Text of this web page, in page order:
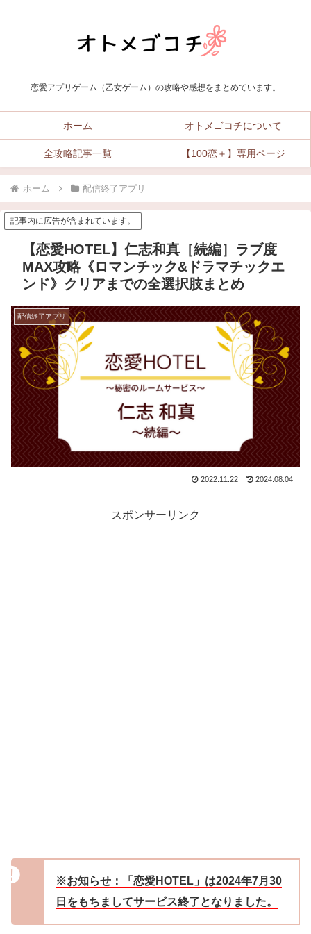
恋愛アプリゲーム（乙女ゲーム）の攻略や感想をまとめています。
ホーム オトメゴコチについて
全攻略記事一覧 【100恋＋】専用ページ
ホーム 配信終了アプリ
記事内に広告が含まれています。
【恋愛HOTEL】仁志和真［続編］ラブ度
MAX攻略《ロマンチック&ドラマチックエ
ンド》クリアまでの全選択肢まとめ
配信終了アプリ
2022.11.22 2024.08.04
スポンサーリンク
※お知らせ：「恋愛HOTEL」は2024年7月30
日をもちましてサービス終了となりました。